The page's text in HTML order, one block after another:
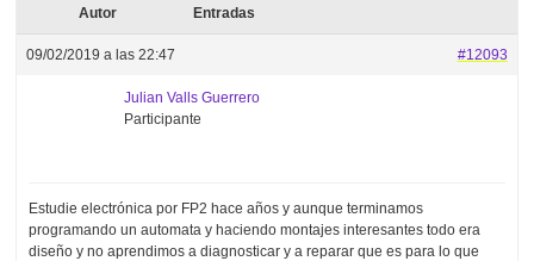
Autor Entradas
09/02/2019 a las 22:47 #12093
Julian Valls Guerrero
Participante
Estudie electrónica por FP2 hace años y aunque terminamos
programando un automata y haciendo montajes interesantes todo era
diseño y no aprendimos a diagnosticar y a reparar que es para lo que